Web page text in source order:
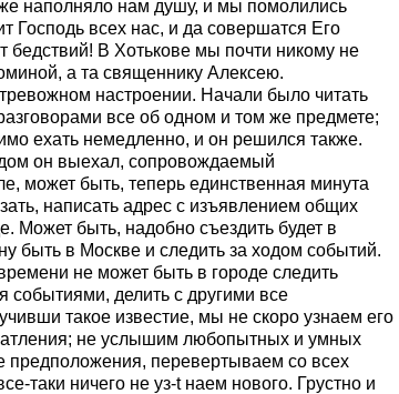
наполняло нам душу, и мы помолились
Господь всех нас, и да совершатся Его
бедствий! В Хотькове мы почти никому не
а та священнику Алексею.
настроении. Начали было читать
все об одном и том же предмете;
ехать немедленно, и он решился также.
он выехал, сопровождаемый
может быть, теперь единственная минута
написать адрес с изъявлением общих
Может быть, надобно съездить будет в
быть в Москве и следить за ходом событий.
не может быть в городе следить
делить с другими все
такое известие, мы не скоро узнаем его
не услышим любопытных и умных
предположения, перевертываем со всех
таки ничего не уз-t наем нового. Грустно и